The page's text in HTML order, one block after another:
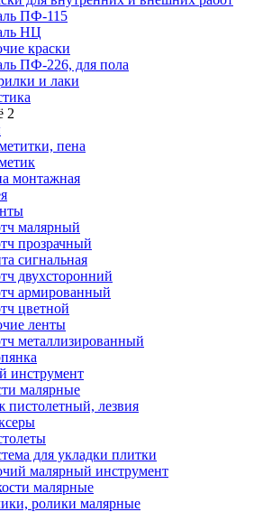
ПФ-115
НЦ
краски
ПФ-226, для пола
и лаки
2
пена
монтажная
малярный
прозрачный
сигнальная
двухсторонний
армированный
цветной
ленты
металлизированный
инструмент
малярные
пистолетный, лезвия
для укладки плитки
малярный инструмент
малярные
ролики малярные